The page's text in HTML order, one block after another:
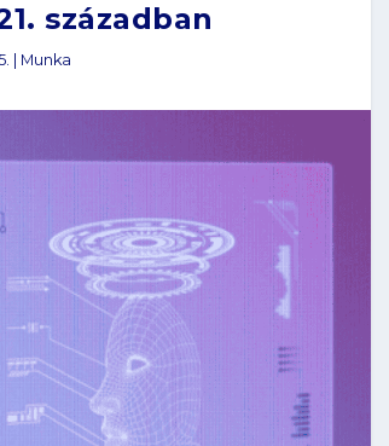
században
Munka